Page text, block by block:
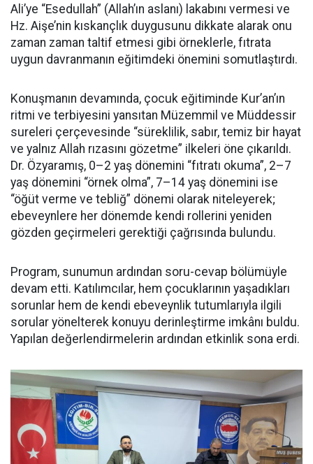
Ali’ye “Esedullah” (Allah’ın aslanı) lakabını vermesi ve
Hz. Aişe’nin kıskançlık duygusunu dikkate alarak onu
zaman zaman taltif etmesi gibi örneklerle, fıtrata
uygun davranmanın eğitimdeki önemini somutlaştırdı.
Konuşmanın devamında, çocuk eğitiminde Kur’an’ın
ritmi ve terbiyesini yansıtan Müzemmil ve Müddessir
sureleri çerçevesinde “süreklilik, sabır, temiz bir hayat
ve yalnız Allah rızasını gözetme” ilkeleri öne çıkarıldı.
Dr. Özyaramış, 0–2 yaş dönemini “fıtratı okuma”, 2–7
yaş dönemini “örnek olma”, 7–14 yaş dönemini ise
“öğüt verme ve tebliğ” dönemi olarak niteleyerek;
ebeveynlere her dönemde kendi rollerini yeniden
gözden geçirmeleri gerektiği çağrısında bulundu.
Program, sunumun ardından soru-cevap bölümüyle
devam etti. Katılımcılar, hem çocuklarının yaşadıkları
sorunlar hem de kendi ebeveynlik tutumlarıyla ilgili
sorular yönelterek konuyu derinleştirme imkânı buldu.
Yapılan değerlendirmelerin ardından etkinlik sona erdi.